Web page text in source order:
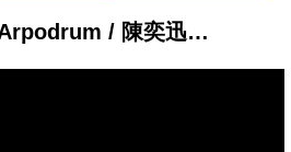
HeartVod : Arpodrum / 陳奕迅 - "黑擇明" / Drum Cover